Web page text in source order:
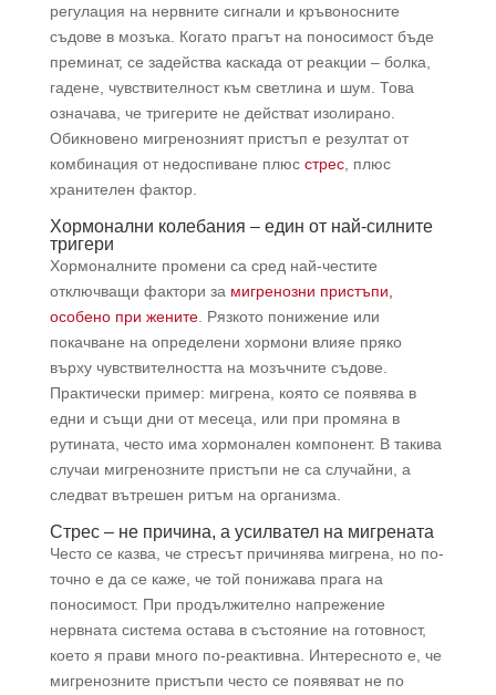
регулация на нервните сигнали и кръвоносните
съдове в мозъка. Когато прагът на поносимост бъде
преминат, се задейства каскада от реакции – болка,
гадене, чувствителност към светлина и шум. Това
означава, че тригерите не действат изолирано.
Обикновено мигренозният пристъп е резултат от
комбинация от недоспиване плюс стрес, плюс
хранителен фактор.
Хормонални колебания – един от най-силните
тригери
Хормоналните промени са сред най-честите
отключващи фактори за мигренозни пристъпи,
особено при жените. Рязкото понижение или
покачване на определени хормони влияе пряко
върху чувствителността на мозъчните съдове.
Практически пример: мигрена, която се появява в
едни и същи дни от месеца, или при промяна в
рутината, често има хормонален компонент. В такива
случаи мигренозните пристъпи не са случайни, а
следват вътрешен ритъм на организма.
Стрес – не причина, а усилвател на мигрената
Често се казва, че стресът причинява мигрена, но по-
точно е да се каже, че той понижава прага на
поносимост. При продължително напрежение
нервната система остава в състояние на готовност,
което я прави много по-реактивна. Интересното е, че
мигренозните пристъпи често се появяват не по